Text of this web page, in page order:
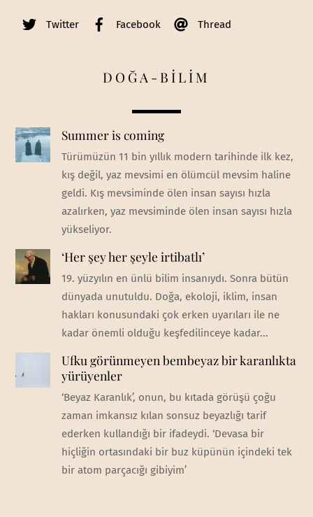
Twitter Facebook Thread
DOĞA-BİLİM
Summer is coming
Türümüzün 11 bin yıllık modern tarihinde ilk kez,
kış değil, yaz mevsimi en ölümcül mevsim haline
geldi. Kış mevsiminde ölen insan sayısı hızla
azalırken, yaz mevsiminde ölen insan sayısı hızla
yükseliyor.
‘Her şey her şeyle irtibatlı’
19. yüzyılın en ünlü bilim insanıydı. Sonra bütün
dünyada unutuldu. Doğa, ekoloji, iklim, insan
hakları konusundaki çok erken uyarıları ile ne
kadar önemli olduğu keşfedilinceye kadar...
Ufku görünmeyen bembeyaz bir karanlıkta
yürüyenler
‘Beyaz Karanlık’, onun, bu kıtada görüşü çoğu
zaman imkansız kılan sonsuz beyazlığı tarif
ederken kullandığı bir ifadeydi. ‘Devasa bir
hiçliğin ortasındaki bir buz küpünün içindeki tek
bir atom parçacığı gibiyim’